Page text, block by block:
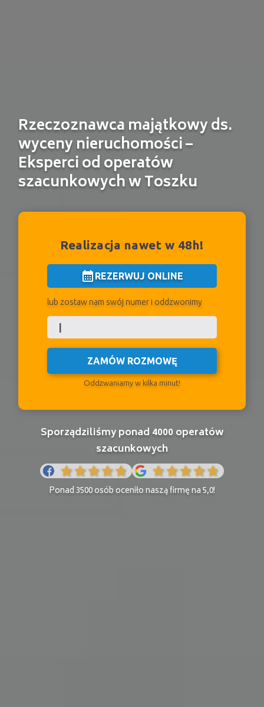
Rzeczoznawca majątkowy ds.
wyceny nieruchomości –
Eksperci od operatów
szacunkowych w Toszku
Realizacja nawet w 48h!
calendar_monthREZERWUJ ONLINE
lub zostaw nam swój numer i oddzwonimy
ZAMÓW ROZMOWĘ
Oddzwaniamy w kilka minut!
Sporządziliśmy ponad 4000 operatów
szacunkowych
Ponad 3500 osób oceniło naszą firmę na 5,0!